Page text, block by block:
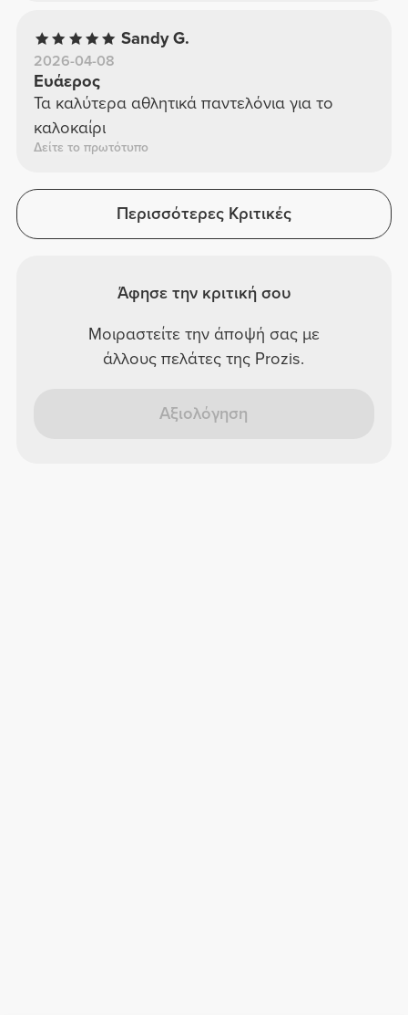
Sandy G.
2026-04-08
Ευάερος
Τα καλύτερα αθλητικά παντελόνια για το
καλοκαίρι
Δείτε το πρωτότυπο
Περισσότερες Κριτικές
Άφησε την κριτική σου
Μοιραστείτε την άποψή σας με
άλλους πελάτες της Prozis.
Αξιολόγηση